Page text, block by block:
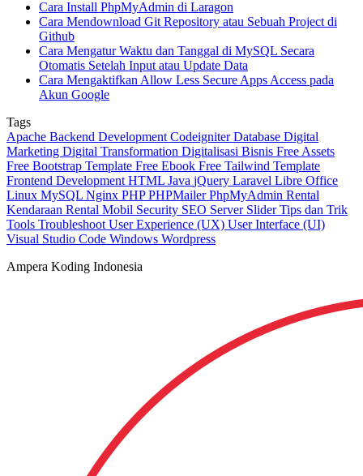
Cara Install PhpMyAdmin di Laragon
Cara Mendownload Git Repository atau Sebuah Project di
Github
Cara Mengatur Waktu dan Tanggal di MySQL Secara
Otomatis Setelah Input atau Update Data
Cara Mengaktifkan Allow Less Secure Apps Access pada
Akun Google
Tags
Apache Backend Development CodeigniterDatabase Digital
Marketing Digital Transformation Digitalisasi Bisnis Free Assets
Free Bootstrap Template Free Ebook Free Tailwind Template
Frontend Development HTML Java jQuery Laravel Libre Office
Linux MySQL Nginx PHPPHPMailerPhpMyAdmin Rental
Kendaraan Rental Mobil Security SEO Server SliderTips dan Trik
Tools Troubleshoot User Experience (UX) User Interface (UI)
Visual Studio Code Windows Wordpress
Ampera Koding Indonesia